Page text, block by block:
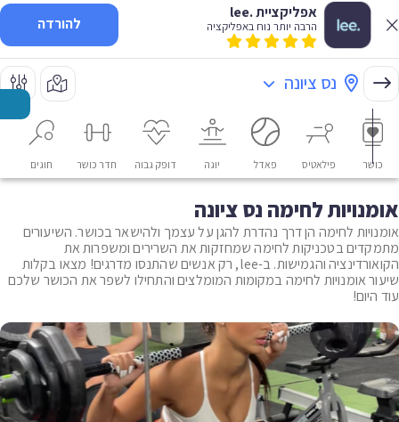
אפליקציית .lee
הרבה יותר נוח באפליקציה להורדה
נס ציונה
כושר פילאטיס פאדל יוגה דופק גבוה חדר כושר חוגים
אומנויות לחימה נס ציונה
אומנויות לחימה הן דרך נהדרת להגן על עצמך ולהישאר בכושר. השיעורים
מתמקדים בטכניקות לחימה שמחזקות את השרירים ומשפרות את
הקואורדינציה והגמישות. ב-lee, רק אנשים שהתנסו מדרגים! מצאו בקלות
שיעור אומנויות לחימה במקומות המומלצים והתחילו לשפר את הכושר שלכם
עוד היום!